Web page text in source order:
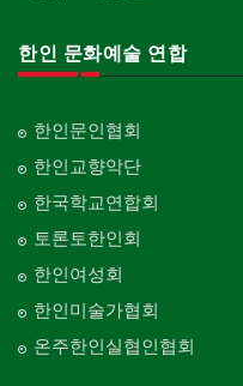
한인 문화예술 연합
한인문인협회
한인교향악단
한국학교연합회
토론토한인회
한인여성회
한인미술가협회
온주한인실협인협회